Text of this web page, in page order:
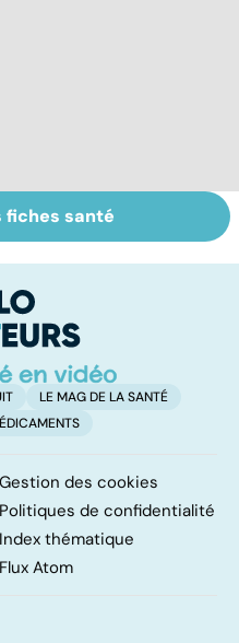
La tuberculose
pulmonaire
fiches santé
LE MAG DE LA SANTÉ
Gestion des cookies
Politiques de confidentialité
Index thématique
Flux Atom